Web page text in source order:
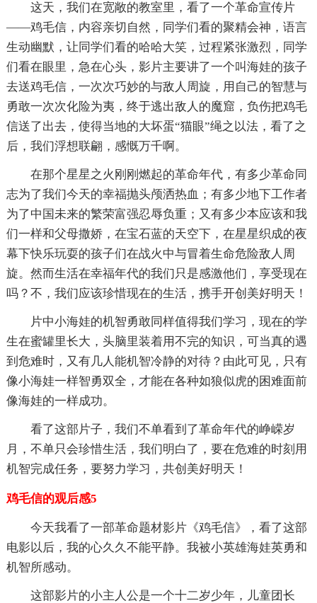
这天，我们在宽敞的教室里，看了一个革命宣传片
——鸡毛信，内容亲切自然，同学们看的聚精会神，语言
生动幽默，让同学们看的哈哈大笑，过程紧张激烈，同学
们看在眼里，急在心头，影片主要讲了一个叫海娃的孩子
去送鸡毛信，一次次巧妙的与敌人周旋，用自己的智慧与
勇敢一次次化险为夷，终于逃出敌人的魔窟，负伤把鸡毛
信送了出去，使得当地的大坏蛋“猫眼”绳之以法，看了之
后，我们浮想联翩，感慨万千啊。
在那个星星之火刚刚燃起的革命年代，有多少革命同
志为了我们今天的幸福抛头颅洒热血；有多少地下工作者
为了中国未来的繁荣富强忍辱负重；又有多少本应该和我
们一样和父母撒娇，在宝石蓝的天空下，在星星织成的夜
幕下快乐玩耍的孩子们在战火中与冒着生命危险敌人周
旋。然而生活在幸福年代的我们只是感激他们，享受现在
吗？不，我们应该珍惜现在的生活，携手开创美好明天！
片中小海娃的机智勇敢同样值得我们学习，现在的学
生在蜜罐里长大，头脑里装着用不完的知识，可当真的遇
到危难时，又有几人能机智冷静的对待？由此可见，只有
像小海娃一样智勇双全，才能在各种如狼似虎的困难面前
像海娃的一样成功。
看了这部片子，我们不单看到了革命年代的峥嵘岁
月，不单只会珍惜生活，我们明白了，要在危难的时刻用
机智完成任务，要努力学习，共创美好明天！
鸡毛信的观后感5
今天我看了一部革命题材影片《鸡毛信》，看了这部
电影以后，我的心久久不能平静。我被小英雄海娃英勇和
机智所感动。
这部影片的小主人公是一个十二岁少年，儿童团长